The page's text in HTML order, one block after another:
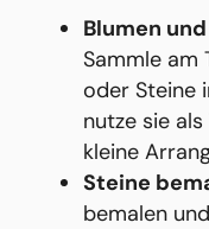
Blumen
Sammle am
oder Steine
nutze sie
kleine
Steine
bemalen